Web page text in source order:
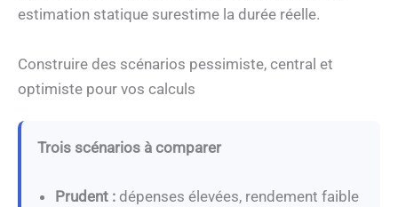
estimation statique surestime la durée réelle.
Construire des scénarios pessimiste, central et
optimiste pour vos calculs
Trois scénarios à comparer
Prudent : dépenses élevées, rendement faible